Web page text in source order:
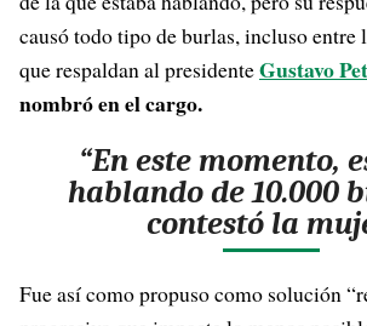
causó todo tipo de burlas, incluso
que respaldan al presidenteGustavo
nombró en el cargo.
“En este momento,
hablando de 10.000
contestó la
Fue así como propuso como solución